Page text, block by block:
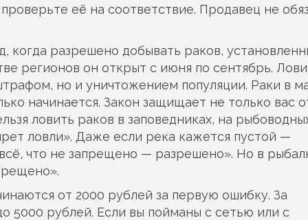
её на соответствие. Продавец не
когда разрешено добывать раков,
регионов он открыт с июня по сентябрь.
но и уничтожением популяции. Раки в
начинается. Закон защищает не только вас
ловить раков в заповедниках, на
ловли». Даже если река кажется пустой —
что не запрещено — разрешено». Но в
от 2000 рублей за первую ошибку. За
5000 рублей. Если вы пойманы с сетью или с